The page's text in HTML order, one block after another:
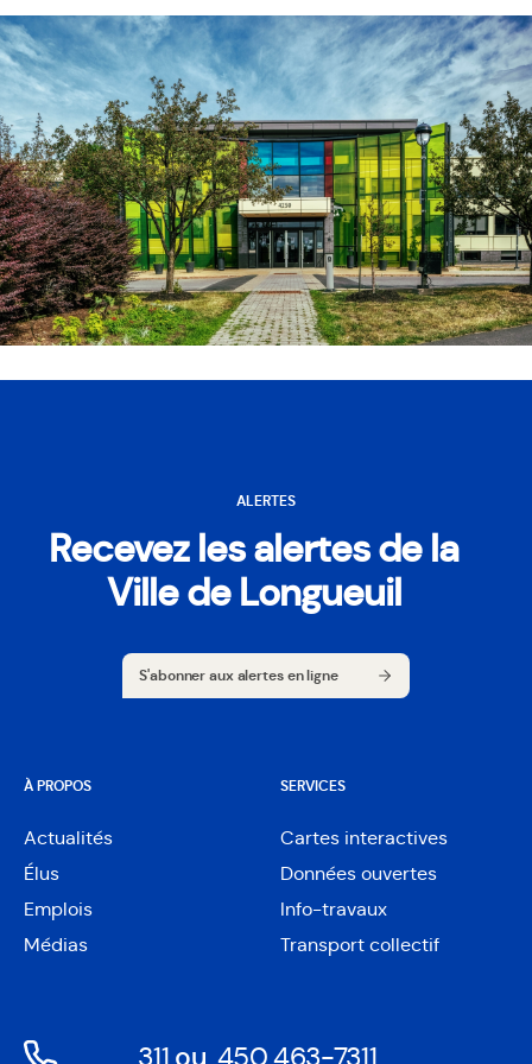
ALERTES
Recevez les alertes de la
Ville de Longueuil
S'abonner aux alertes en ligne
À PROPOS
Actualités
Élus
Emplois
Médias
SERVICES
Cartes interactives
Ouvre
dans
une
nouvelle
Données ouvertes
Ouvre
dans
une
Info-travaux
Transport collectif
311ou 450 463-7311